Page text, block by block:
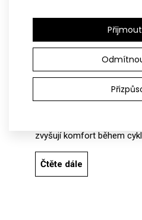
s vrchním překrytem a
Nohavice jsou zakončené
protiskluzovou gumou,
stabilně na místě i při
rozkrokové části je
triatlonová vystýlkas
zvyšují komfort během
Čtěte dále